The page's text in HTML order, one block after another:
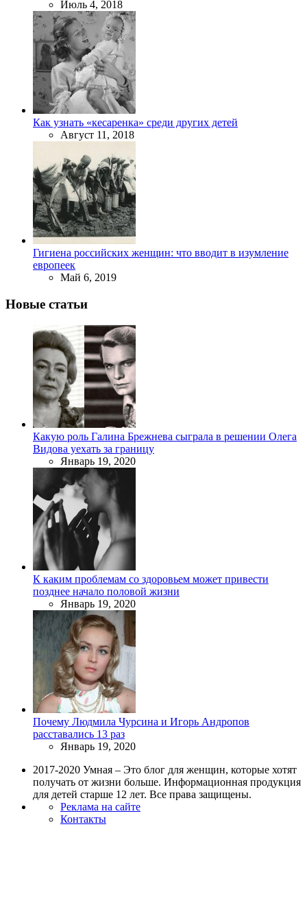
Июль 4, 2018
Как узнать «кесаренка» среди других детей
Август 11, 2018
Гигиена российских женщин: что вводит в изумление
европеек
Май 6, 2019
Новые статьи
Какую роль Галина Брежнева сыграла в решении Олега
Видова уехать за границу
Январь 19, 2020
К каким проблемам со здоровьем может привести
позднее начало половой жизни
Январь 19, 2020
Почему Людмила Чурсина и Игорь Андропов
расставались 13 раз
Январь 19, 2020
2017-2020 Умная – Это блог для женщин, которые хотят
получать от жизни больше. Информационная продукция
для детей старше 12 лет. Все права защищены.
Реклама на сайте
Контакты